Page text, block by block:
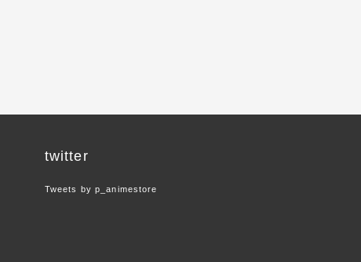
twitter
Tweets by p_animestore